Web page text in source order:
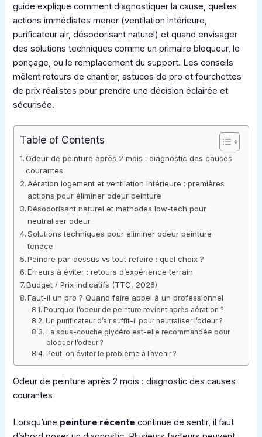
guide explique comment diagnostiquer la cause, quelles
actions immédiates mener (ventilation intérieure,
purificateur air, désodorisant naturel) et quand envisager
des solutions techniques comme un primaire bloqueur, le
ponçage, ou le remplacement du support. Les conseils
mêlent retours de chantier, astuces de pro et fourchettes
de prix réalistes pour prendre une décision éclairée et
sécurisée.
Table of Contents
Odeur de peinture après 2 mois : diagnostic des causes
courantes
Aération logement et ventilation intérieure : premières
actions pour éliminer odeur peinture
Désodorisant naturel et méthodes low-tech pour
neutraliser odeur
Solutions techniques pour éliminer odeur peinture
tenace
Peindre par-dessus vs tout refaire : quel choix ?
Erreurs à éviter : retours d’expérience terrain
Budget / Prix indicatifs (TTC, 2026)
Faut-il un pro ? Quand faire appel à un professionnel
Pourquoi l’odeur de peinture revient après aération ?
Un purificateur d’air suffit-il pour neutraliser l’odeur ?
La sous-couche glycéro est-elle recommandée pour
bloquer l’odeur ?
Peut-on éviter le problème à l’avenir ?
Odeur de peinture après 2 mois : diagnostic des causes
courantes
Lorsqu’une peinture récente continue de sentir, il faut